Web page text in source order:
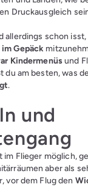
Druckausgleich
allerdings schon
Gepäck
Kindermenüsund
du am besten, was
.
und
im Flieger möglich,
aber als
vor dem Flug den